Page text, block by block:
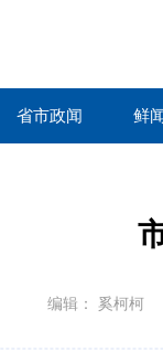
省市政闻 鲜
编辑： 奚柯柯